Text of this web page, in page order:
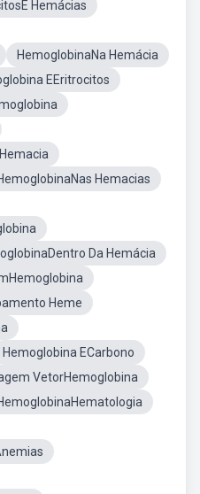
Hemácias
HemoglobinaNa Hemácia
EEritrocitos
Hemacias
Da Hemácia
Heme
Hemoglobina ECarbono
VetorHemoglobina